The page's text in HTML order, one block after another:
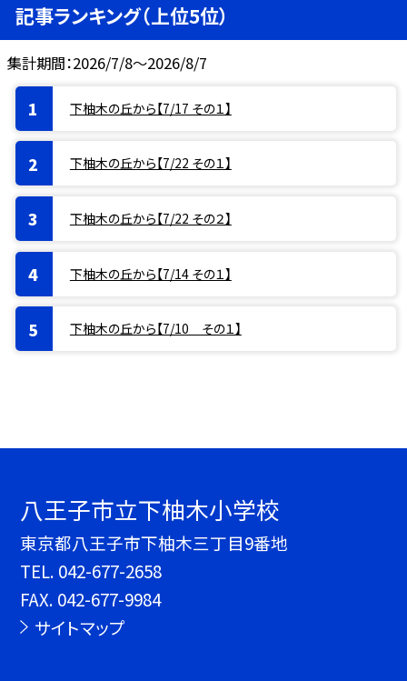
記事ランキング（上位5位）
集計期間：2026/7/8～2026/8/7
下柚木の丘から【7/17 その１】
下柚木の丘から【7/22 その１】
下柚木の丘から【7/22 その２】
下柚木の丘から【7/14 その１】
下柚木の丘から【7/10 その１】
八王子市立下柚木小学校
東京都八王子市下柚木三丁目9番地
TEL. 042-677-2658
FAX. 042-677-9984
サイトマップ